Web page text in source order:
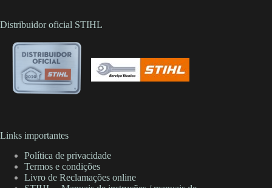
Distribuidor oficial STIHL
Links importantes
Política de privacidade
Termos e condições
Livro de Reclamações online